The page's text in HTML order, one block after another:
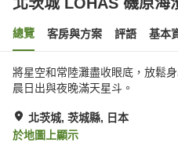
總覽 客房與方案 評語 基本
將星空和常陸灘盡收眼底，放鬆
晨日出與夜晚滿天星斗。
北茨城, 茨城縣, 日本
於地圖上顯示